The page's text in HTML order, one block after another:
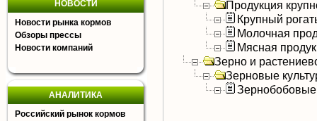
НОВОСТИ
Новости рынка кормов
Обзоры прессы
Новости компаний
АНАЛИТИКА
Российский рынок кормов
Продукция
Крупный
Молочная
Мясная
Зерно и
Зерновые
Зернобобовые